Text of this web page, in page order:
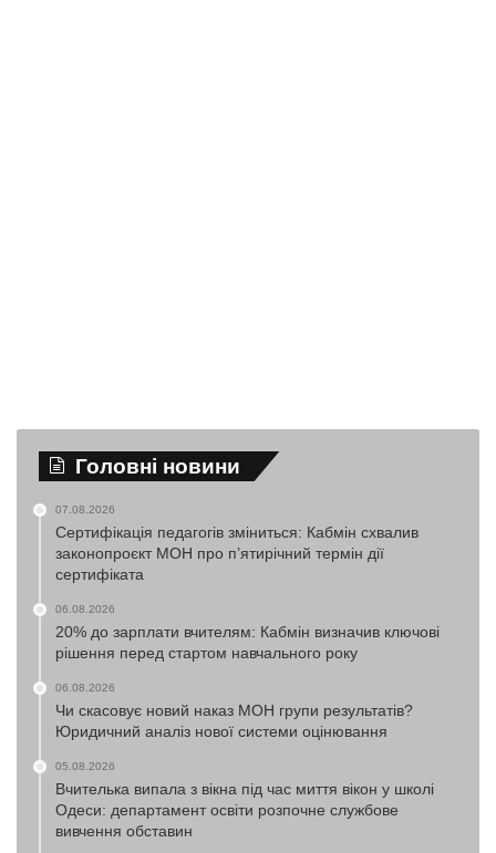
Головні новини
07.08.2026
Сертифікація педагогів зміниться: Кабмін схвалив
законопроєкт МОН про п’ятирічний термін дії
сертифіката
06.08.2026
20% до зарплати вчителям: Кабмін визначив ключові
рішення перед стартом навчального року
06.08.2026
Чи скасовує новий наказ МОН групи результатів?
Юридичний аналіз нової системи оцінювання
05.08.2026
Вчителька випала з вікна під час миття вікон у школі
Одеси: департамент освіти розпочне службове
вивчення обставин